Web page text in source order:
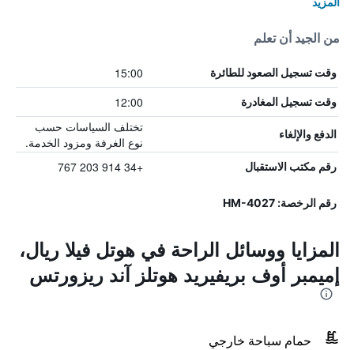
من الجيد أن تعلم
وقت تسجيل الصعود للطائرة 15:00
وقت تسجيل المغادرة 12:00
الدفع والإلغاء
تختلف السياسات حسب
نوع الغرفة ومزود الخدمة.
رقم مكتب الاستقبال +34 914 203 767
رقم الرخصة: HM-4027
المزايا ووسائل الراحة في هوتل فيلا ريال،
إميمبر أوف بريفيريد هوتلز آند ريزورتس
حمام سباحة خارجي